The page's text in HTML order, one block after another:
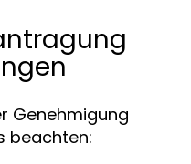
Genehmigung
beachten: